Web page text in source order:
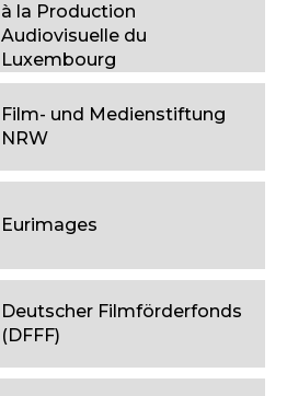
à la Production
Audiovisuelle du
Luxembourg
Film- und Medienstiftung
NRW
Eurimages
Deutscher Filmförderfonds
(DFFF)